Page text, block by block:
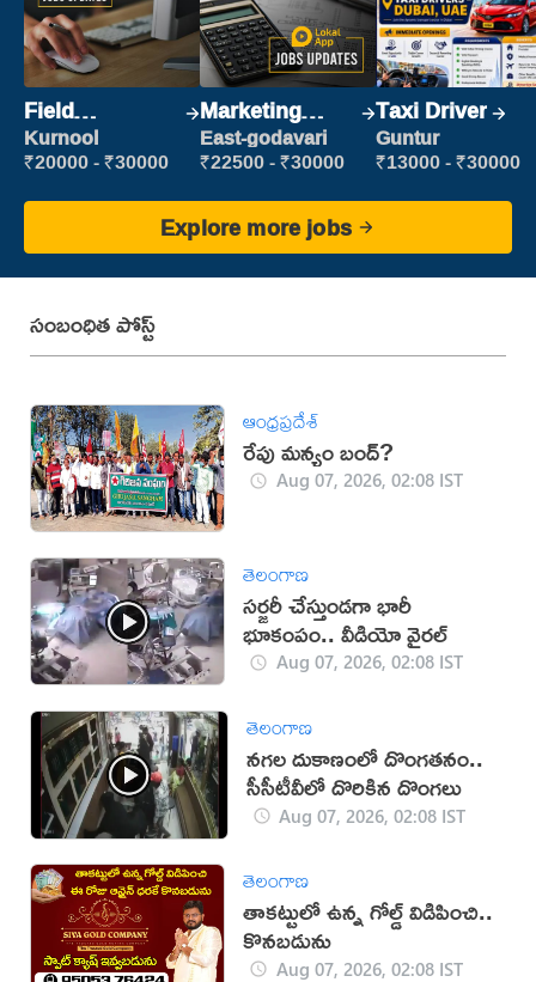
Field
Marketing
Executive
Kurnool
₹20000 - ₹30000
Marketing
Executive
East-godavari
₹22500 - ₹30000
Taxi Driver
Guntur
₹13000 - ₹30000
Explore more jobs
సంబంధిత పోస్ట్
ఆంధ్రప్రదేశ్
రేపు మన్యం బంద్‌?
Aug 07, 2026, 02:08 IST
తెలంగాణ
సర్జరీ చేస్తుండగా భారీ
భూకంపం.. వీడియో వైరల్
Aug 07, 2026, 02:08 IST
తెలంగాణ
నగల దుకాణంలో దొంగతనం..
సీసీటీవీలో దొరికిన దొంగలు
Aug 07, 2026, 02:08 IST
తెలంగాణ
తాకట్టులో ఉన్న గోల్డ్ విడిపించి..
కొనబడును
Aug 07, 2026, 02:08 IST